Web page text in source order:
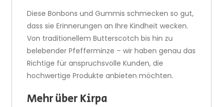
Diese Bonbons und Gummis schmecken so gut,
dass sie Erinnerungen an Ihre Kindheit wecken.
Von traditionellem Butterscotch bis hin zu
belebender Pfefferminze – wir haben genau das
Richtige für anspruchsvolle Kunden, die
hochwertige Produkte anbieten möchten.
Mehr über Kirpa